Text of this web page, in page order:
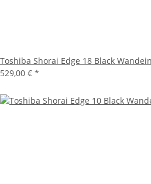
Toshiba Shorai Edge 18 Black
529,00 € *